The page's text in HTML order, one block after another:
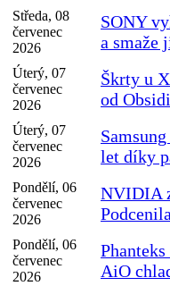
Středa, 08
červenec
2026
SONY
a smaže
Úterý, 07
červenec
2026
Škrty u
od
Úterý, 07
červenec
2026
let díky
Pondělí, 06
červenec
2026
NVIDIA
Pondělí, 06
červenec
2026
AiO